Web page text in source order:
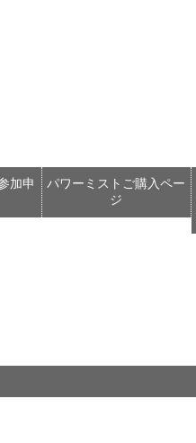
加申
パワーミストご購入ペー
ジ